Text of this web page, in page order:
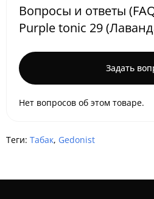
Вопросы и ответы
Purple tonic 29
Задать
Нет вопросов об этом товаре.
Теги: Табак, Gedonist